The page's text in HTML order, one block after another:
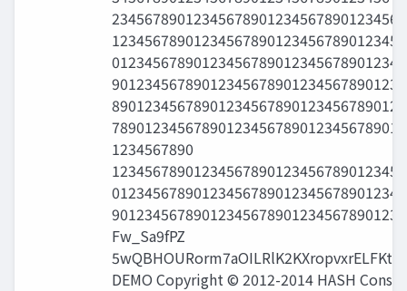
1234567890
Fw_Sa9fPZ
DEMO Copyright © 2012-2014 HASH